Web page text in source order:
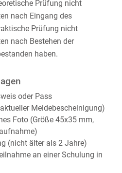
Prüfung nicht
nach Eingang des
Prüfung nicht
nach Bestehen der
haben.
oder Pass
Meldebescheinigung)
Foto (Größe 45x35 mm,
(nicht älter als 2 Jahre)
an einer Schulung in